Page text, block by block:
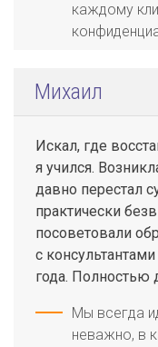
каждому
Михаил
Искал, где
я учился.
давно перестал
практически
посоветовали
с
года. Полностью
Мы всегда
неважно, в